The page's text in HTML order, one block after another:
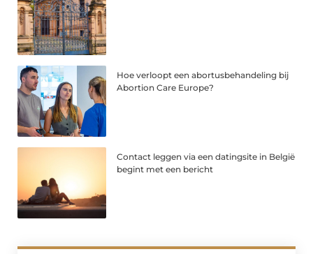
Hoe verloopt een abortusbehandeling bij
Abortion Care Europe?
Contact leggen via een datingsite in België
begint met een bericht